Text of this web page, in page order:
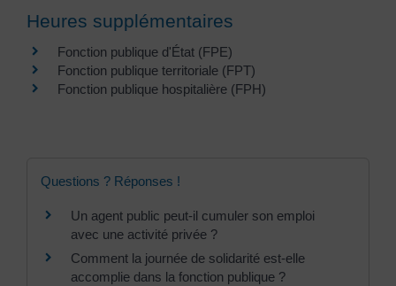
Heures supplémentaires
Fonction publique d'État (FPE)
Fonction publique territoriale (FPT)
Fonction publique hospitalière (FPH)
Questions ? Réponses !
Un agent public peut-il cumuler son emploi
avec une activité privée ?
Comment la journée de solidarité est-elle
accomplie dans la fonction publique ?